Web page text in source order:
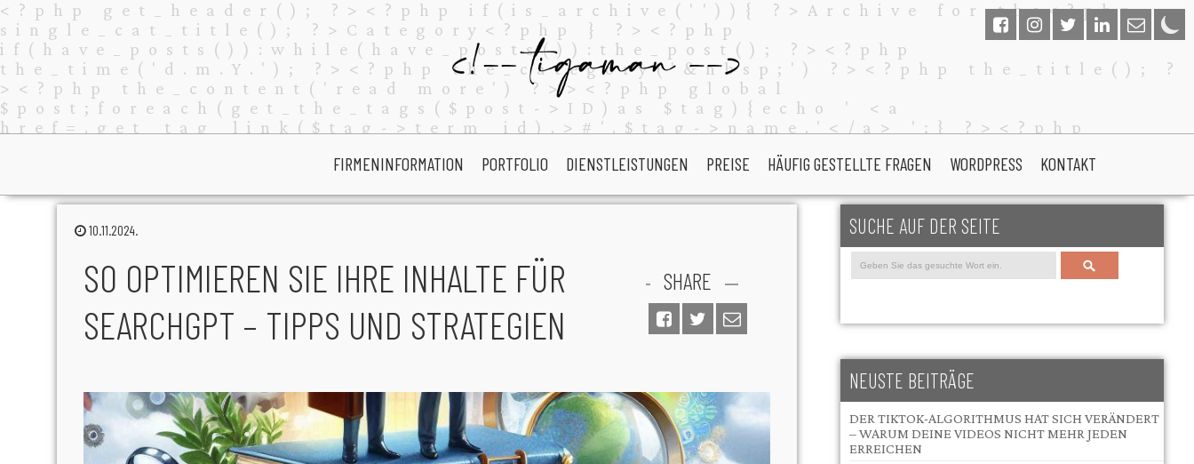
FIRMENINFORMATION PORTFOLIO DIENSTLEISTUNGEN PREISE HÄUFIG GESTELLTE FRAGEN WORDPRESS KONTAKT
10.11.2024.
SHARE
SO OPTIMIEREN SIE IHRE INHALTE FÜR
SEARCHGPT – TIPPS UND STRATEGIEN
SUCHE AUF DER SEITE
Search
NEUSTE BEITRÄGE
DER TIKTOK-ALGORITHMUS HAT SICH VERÄNDERT
– WARUM DEINE VIDEOS NICHT MEHR JEDEN
ERREICHEN